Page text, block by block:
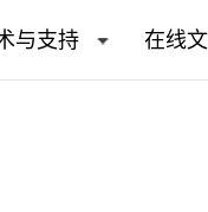
与支持 在线